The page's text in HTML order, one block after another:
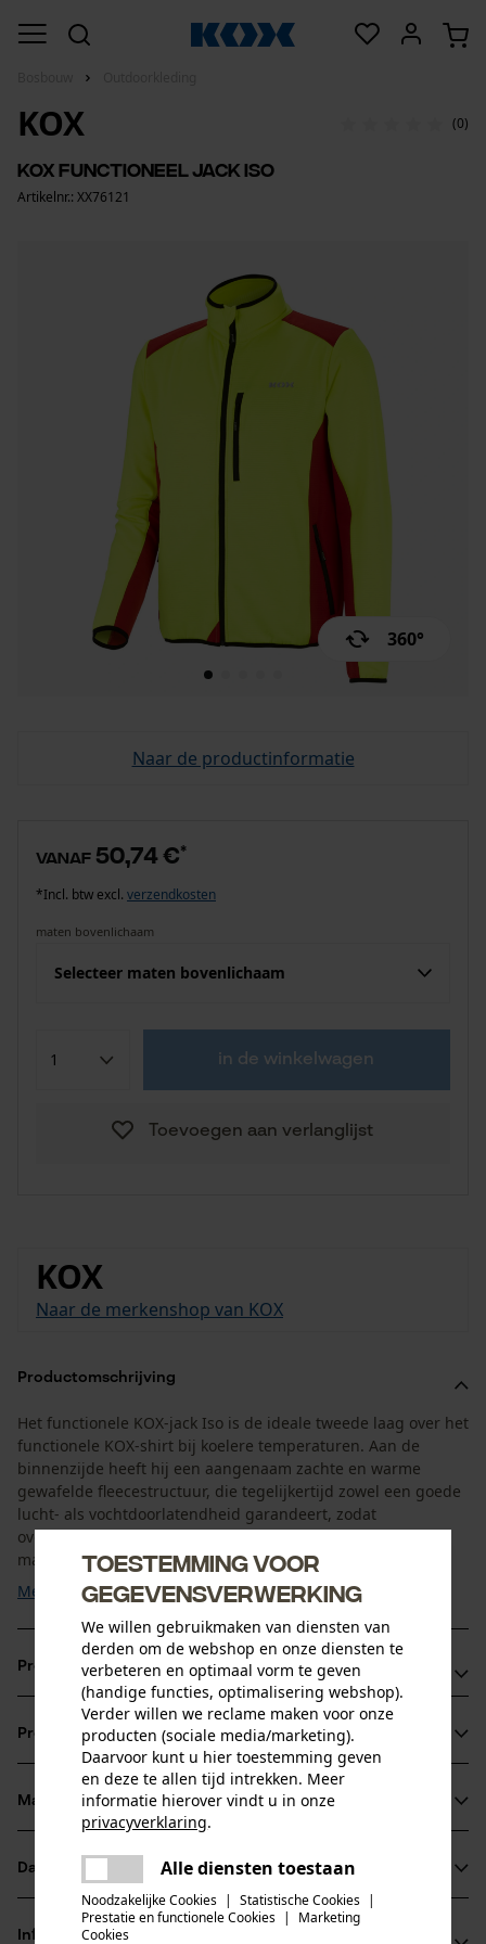
360°
KOX (0)
KOX functioneel jack Iso
Artikelnr.: XX76121
Naar de productinformatie
vanaf 50,74 €*
*Incl. btw excl. verzendkosten
maten bovenlichaam
Selecteer maten bovenlichaam
in de winkelwagen
Toevoegen aan verlanglijst
KOX
Naar de merkenshop van KOX
Productomschrijving
Het functionele KOX-jack Iso is de ideale tweede laag over het
functionele KOX-shirt bij koelere temperaturen. Aan de
binnenzijde heeft hij een aangenaam zachte en warme
gewafelde fleecestructuur, die tegelijkertijd zowel een goede
lucht- als vochtdoorlatendheid garandeert, zodat
oververhitting wordt voorkomen. Het gehalte aan elastaan
maakt hem zeer rekbaar waardoor maximale ...
Meer tonen
Productvoordelen
Ademend
Aangenaam flexibel met elastaan
Met gewafelde fleece aan de binnenkant
Productinformatie
Productdetails
Mouwtype
Lange mouwen
Materiaal & onderhoud
Materiaal
Materiaaltype
Datasheets
Productveiligheidsblad (PDF)
Informatie van de fabrikant
Toestemming voor
gegevensverwerking
We willen gebruikmaken van diensten van
derden om de webshop en onze diensten te
verbeteren en optimaal vorm te geven
(handige functies, optimalisering webshop).
Verder willen we reclame maken voor onze
producten (sociale media/marketing).
Daarvoor kunt u hier toestemming geven
en deze te allen tijd intrekken. Meer
informatie hierover vindt u in onze
privacyverklaring.
Alle diensten toestaan
Noodzakelijke Cookies | Statistische Cookies |
Prestatie en functionele Cookies |
Marketing
Cookies
Er is een fout opgetreden. Gelieve
het opnieuw te proberen.
delen
mail